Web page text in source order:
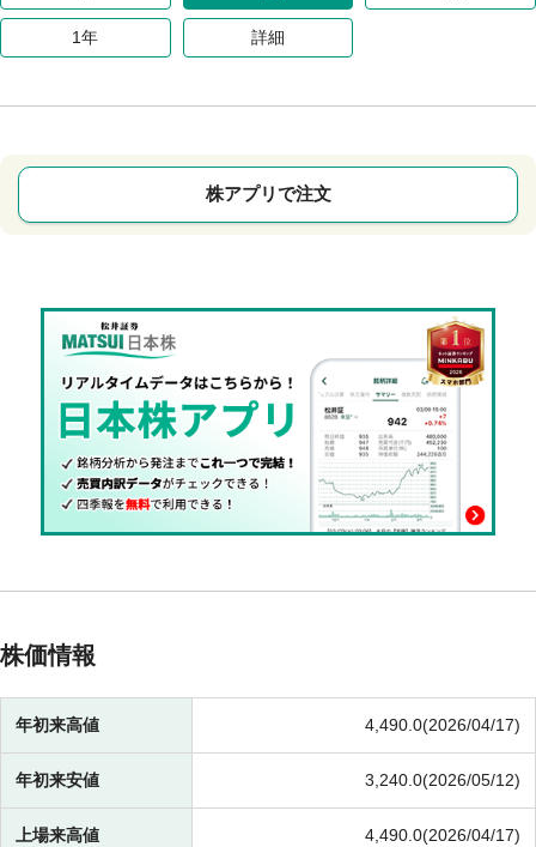
1年 詳細
株アプリで注文
株価情報
年初来高値 4,490.0(2026/04/17)
年初来安値 3,240.0(2026/05/12)
上場来高値 4,490.0(2026/04/17)